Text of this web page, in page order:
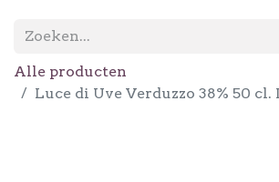
Alle producten
Luce di Uve Verduzzo 38% 50 cl.